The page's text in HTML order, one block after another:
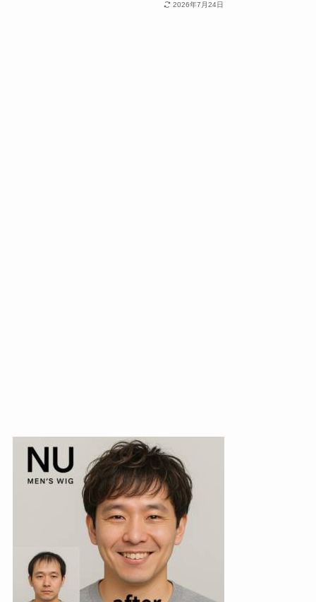
2026年7月24日